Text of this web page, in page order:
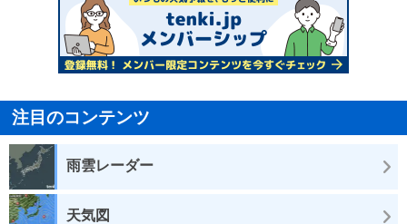
注目のコンテンツ
雨雲レーダー
天気図